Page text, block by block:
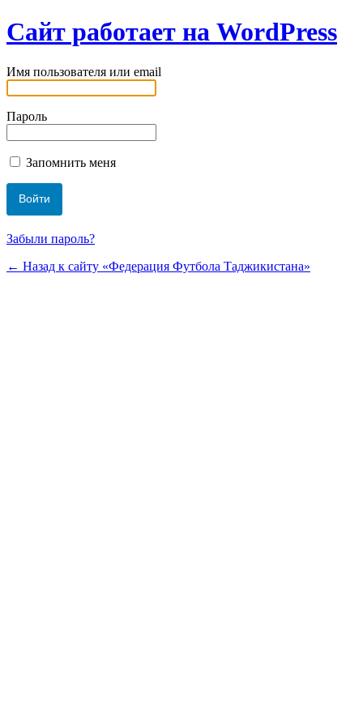
Сайт работает на WordPress
Имя пользователя или email
Пароль
Запомнить меня
Забыли пароль?
← Назад к сайту «Федерация Футбола Таджикистана»